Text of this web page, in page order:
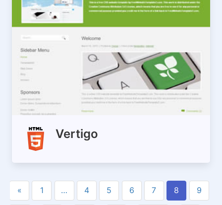
Vertigo
« 1 … 4 5 6 7 8 9